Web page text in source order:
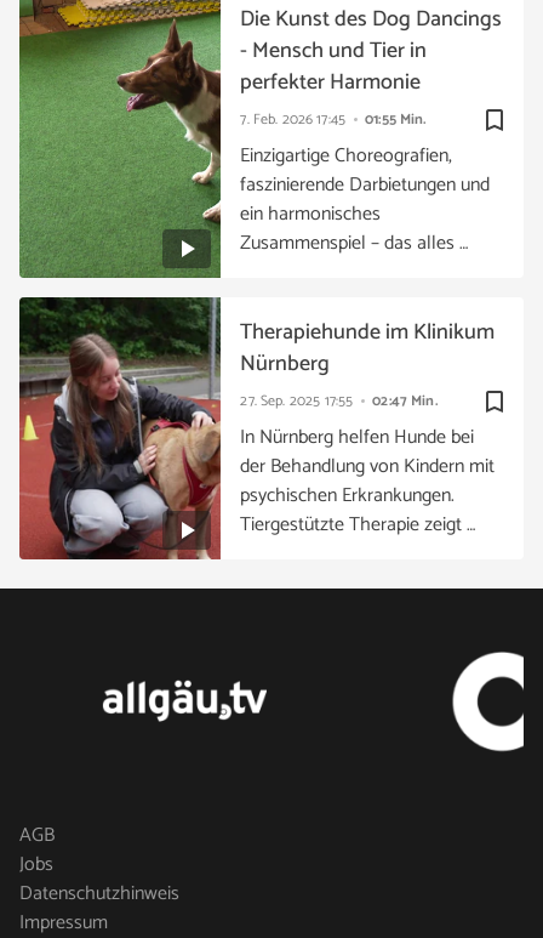
bookmark_border
7. Feb. 202617:45 01:55 Min.
Die Kunst des Dog Dancings
- Mensch und Tier in
perfekter Harmonie
Einzigartige Choreografien,
faszinierende Darbietungen und
ein harmonisches
Zusammenspiel – das alles …
bookmark_border
27. Sep. 2025 17:55 02:47 Min.
Therapiehunde im Klinikum
Nürnberg
In Nürnberg helfen Hunde bei
der Behandlung von Kindern mit
psychischen Erkrankungen.
Tiergestützte Therapie zeigt …
AGB
Jobs
Datenschutzhinweis
Impressum